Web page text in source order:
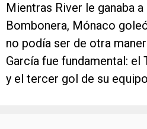
Mientras River le ganaba
Bombonera, Mónaco
no podía ser de otra
García fue fundamental:
y el tercer gol de su